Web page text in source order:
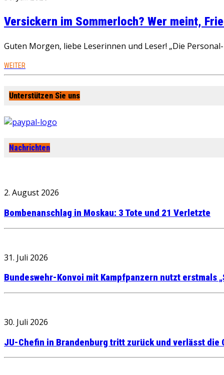
Versickern im Sommerloch? Wer meint,
Guten Morgen, liebe Leserinnen und Leser! „Die
WEITER
Unterstützen Sie uns
Nachrichten
2. August 2026
Bombenanschlag in Moskau: 3 Tote und 21 Verletzte
31. Juli 2026
Bundeswehr-Konvoi mit Kampfpanzern nutzt erstmals
30. Juli 2026
JU-Chefin in Brandenburg tritt zurück und verlässt die